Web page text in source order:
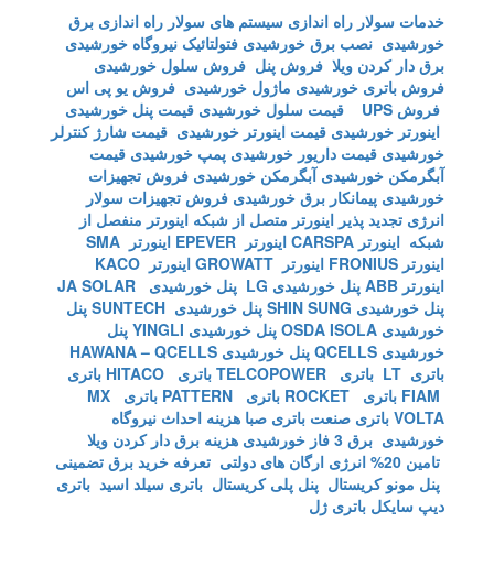
خدمات سولار راه اندازی سیستم های سولار راه اندازی برق
خورشیدی نصب برق خورشیدی فتولتائیک نیروگاه خورشیدی
برق دار کردن ویلا فروش پنل فروش سلول خورشیدی
فروش باتری خورشیدی ماژول خورشیدی فروش یو پی اس
فروش UPS
قیمت سلول خورشیدی قیمت پنل خورشیدی
اینورتر خورشیدی قیمت اینورتر خورشیدی قیمت شارژ کنترلر
خورشیدی قیمت داریور خورشیدی پمپ خورشیدی قیمت
آبگرمکن خورشیدی آبگرمکن خورشیدی فروش تجهیزات
خورشیدی پیمانکار برق خورشیدی فروش تجهیزات سولار
انرژی تجدید پذیر اینورتر متصل از شبکه اینورتر منفصل از
شبکه اینورتر CARSPA اینورتر EPEVER
اینورتر SMA
اینورتر FRONIUS
اینورتر GROWATT
اینورتر KACO
اینورتر ABB
پنل خورشیدی LG
پنل خورشیدی JA SOLAR
پنل خورشیدی SHIN SUNG
پنل خورشیدی SUNTECH
پنل
خورشیدی OSDA ISOLA
پنل خورشیدی YINGLI
پنل
خورشیدی QCELLS
پنل خورشیدی HAWANA – QCELLS
باتری LT
باتری TELCOPOWER باتری HITACO
باتری
باتری ROCKET باتری PATTERN
باتری MX
VOLTA باتری صنعت باتری صبا هزینه احداث نیروگاه
خورشیدی برق 3 فاز خورشیدی
هزینه برق دار کردن ویلا
تامین 20% انرژی ارگان های دولتی
تعرفه خرید برق تضمینی
پنل مونو کریستال پنل پلی کریستال باتری سیلد اسید باتری
دیپ سایکل باتری ژل